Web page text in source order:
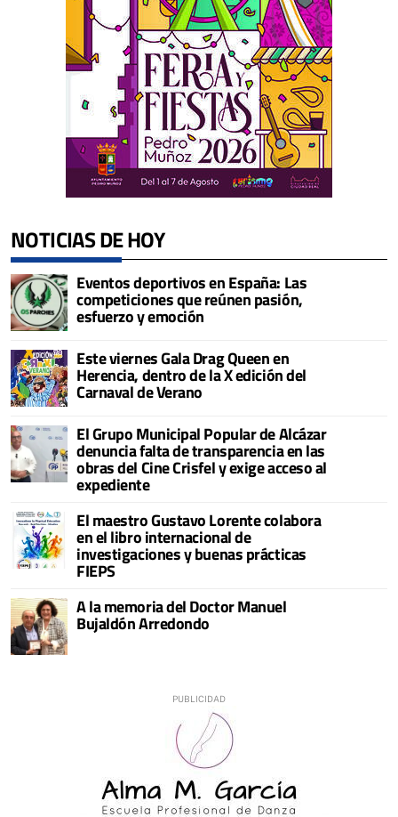
NOTICIAS DE HOY
Eventos deportivos en España: Las
competiciones que reúnen pasión,
esfuerzo y emoción
Este viernes Gala Drag Queen en
Herencia, dentro de la X edición del
Carnaval de Verano
El Grupo Municipal Popular de Alcázar
denuncia falta de transparencia en las
obras del Cine Crisfel y exige acceso al
expediente
El maestro Gustavo Lorente colabora
en el libro internacional de
investigaciones y buenas prácticas
FIEPS
A la memoria del Doctor Manuel
Bujaldón Arredondo